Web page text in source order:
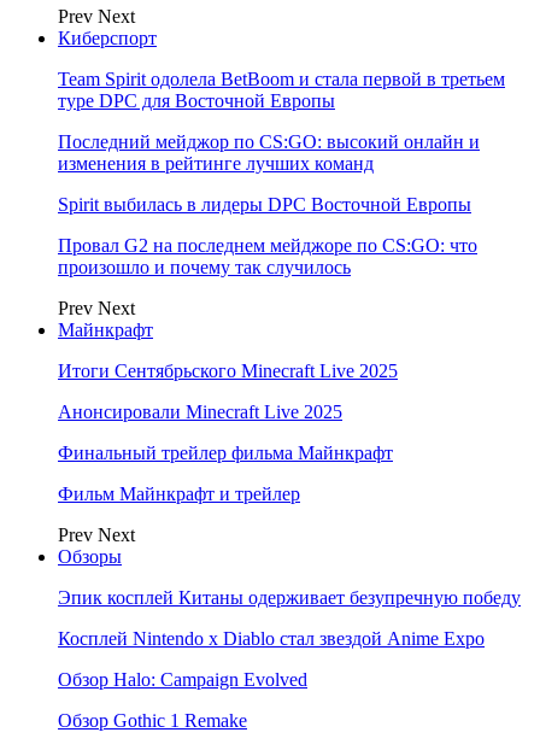
Prev Next
Киберспорт
Team Spirit одолела BetBoom и стала первой в третьем
туре DPC для Восточной Европы
Последний мейджор по CS:GO: высокий онлайн и
изменения в рейтинге лучших команд
Spirit выбилась в лидеры DPC Восточной Европы
Провал G2 на последнем мейджоре по CS:GO: что
произошло и почему так случилось
Prev Next
Майнкрафт
Итоги Сентябрьского Minecraft Live 2025
Анонсировали Minecraft Live 2025
Финальный трейлер фильма Майнкрафт
Фильм Майнкрафт и трейлер
Prev Next
Обзоры
Эпик косплей Китаны одерживает безупречную победу
Косплей Nintendo x Diablo стал звездой Anime Expo
Обзор Halo: Campaign Evolved
Обзор Gothic 1 Remake